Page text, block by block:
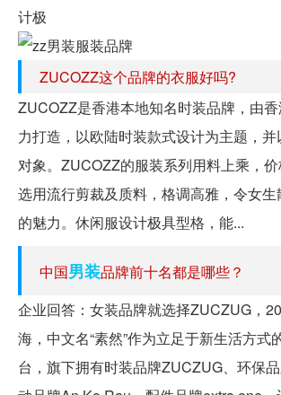
计极
ZUCOZZ这个品牌的衣服好吗?
ZUCOZZ是香港本地知名时装品牌，由
力打造，以欧陆时装款式设计为主题，
对象。ZUCOZZ的服装系列用料上乘，
选用流行剪裁及质料，格调高雅，令女生
的魅力。休闲服设计极具型格，能...
中国男装品牌前十名都是哪些？
企业回答：女装品牌就选择ZUCZUG，
海，中文名“素然”作为立足于新生活方式
台，旗下拥有时装品牌ZUCZUG、环保